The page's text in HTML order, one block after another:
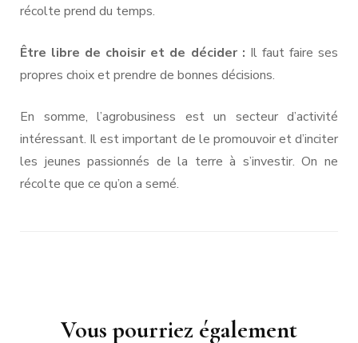
récolte prend du temps.
Être libre de choisir et de décider : Il faut faire ses
propres choix et prendre de bonnes décisions.
En somme, l’agrobusiness est un secteur d’activité
intéressant. Il est important de le promouvoir et d’inciter
les jeunes passionnés de la terre à s’investir. On ne
récolte que ce qu’on a semé.
Vous pourriez également